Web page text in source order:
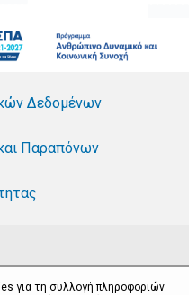
Δεδομένων
Παραπόνων
για τη συλλογή πληροφοριών